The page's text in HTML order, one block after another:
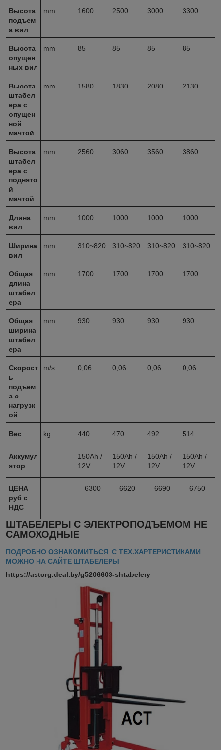
Высота
подъем
а вил
mm 1600 2500 3000 3300
Высота
опущен
ных вил
mm 85 85 85 85
Высота
штабел
ера с
опущен
ной
мачтой
mm 1580 1830 2080 2130
Высота
штабел
ера с
поднято
й
мачтой
mm 2560 3060 3560 3860
Длина
вил
mm 1000 1000 1000 1000
Ширина
вил
mm 310~820 310~820 310~820 310~820
Общая
длина
штабел
ера
mm 1700 1700 1700 1700
Общая
ширина
штабел
ера
mm 930 930 930 930
Скорост
ь
подъем
а с
нагрузк
ой
m/s 0,06 0,06 0,06 0,06
Вес kg 440 470 492 514
Аккумул
ятор
150Ah /
12V
150Ah /
12V
150Ah /
12V
150Ah /
12V
ЦЕНА
руб с
НДС
6300 6620 6690 6750
ШТАБЕЛЕРЫ С ЭЛЕКТРОПОДЪЕМОМ НЕ
САМОХОДНЫЕ
ПОДРОБНО ОЗНАКОМИТЬСЯ С ТЕХ.ХАРТЕРИСТИКАМИ
МОЖНО НА САЙТЕ ШТАБЕЛЕРЫ
https://astorg.deal.by/g5206603-shtabelery